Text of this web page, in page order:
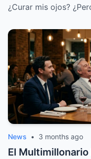
¿Curar mis ojos?
News • 3 months ago
El Multimillonario